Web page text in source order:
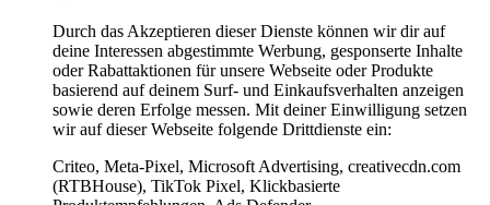
Durch das Akzeptieren dieser Dienste können wir dir auf
deine Interessen abgestimmte Werbung, gesponserte Inhalte
oder Rabattaktionen für unsere Webseite oder Produkte
basierend auf deinem Surf- und Einkaufsverhalten anzeigen
sowie deren Erfolge messen. Mit deiner Einwilligung setzen
wir auf dieser Webseite folgende Drittdienste ein:
Criteo, Meta-Pixel, Microsoft Advertising, creativecdn.com
(RTBHouse), TikTok Pixel, Klickbasierte